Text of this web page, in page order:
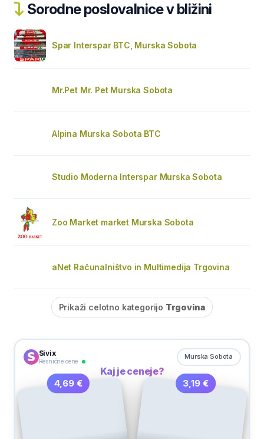
Sorodne poslovalnice v bližini
Spar Interspar BTC, Murska Sobota
Mr.Pet Mr. Pet Murska Sobota
Alpina Murska Sobota BTC
Studio Moderna Interspar Murska Sobota
Zoo Market market Murska Sobota
aNet Računalništvo in Multimedija Trgovina
Prikaži celotno kategorijo Trgovina
Sivix
Resnične cene
Murska Sobota
Kaj je ceneje?
4,69 € 3,19 €